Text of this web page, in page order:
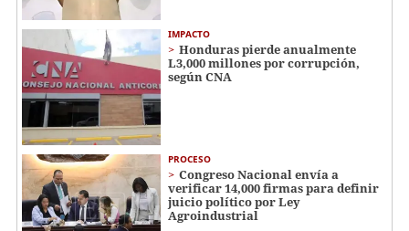
IMPACTO
Honduras pierde anualmente
L3,000 millones por corrupción,
según CNA
PROCESO
Congreso Nacional envía a
verificar 14,000 firmas para definir
juicio político por Ley
Agroindustrial